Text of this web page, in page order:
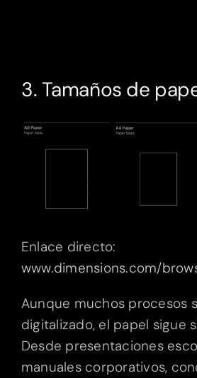
3. Tamaños de
Enlace directo:
www.dimensions.com/
Aunque muchos procesos
digitalizado, el papel sigue
Desde presentaciones
manuales corporativos,